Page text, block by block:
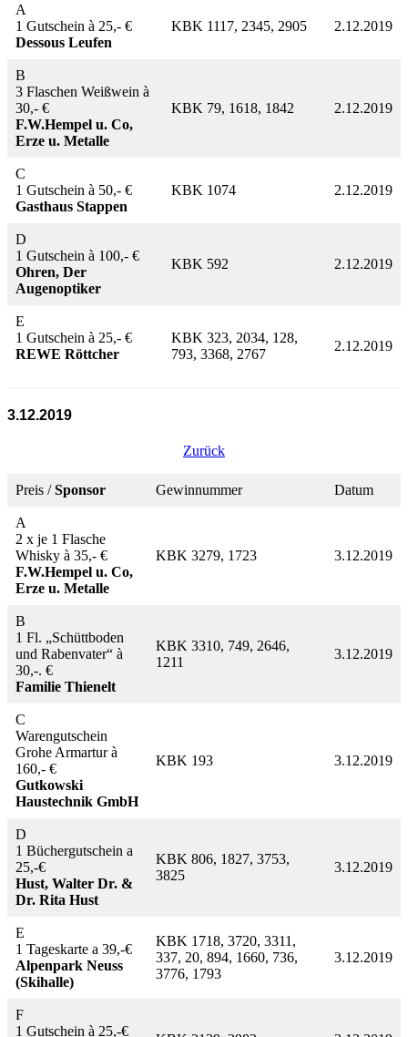
A
1 Gutschein à 25,- €
Dessous Leufen
KBK 1117, 2345, 2905 2.12.2019
B
3 Flaschen Weißwein à
30,- €
F.W.Hempel u. Co,
Erze u. Metalle
KBK 79, 1618, 1842 2.12.2019
C
1 Gutschein à 50,- €
Gasthaus Stappen
KBK 1074 2.12.2019
D
1 Gutschein à 100,- €
Ohren, Der
Augenoptiker
KBK 592 2.12.2019
E
1 Gutschein à 25,- €
REWE Röttcher
KBK 323, 2034, 128,
793, 3368, 2767
2.12.2019
3.12.2019
Zurück
Preis /Sponsor Gewinnummer Datum
A
2 x je 1 Flasche
Whisky à 35,- €
F.W.Hempel u. Co,
Erze u. Metalle
KBK 3279, 1723 3.12.2019
B
1 Fl. „Schüttboden
und Rabenvater“ à
30,-. €
Familie Thienelt
KBK 3310, 749, 2646,
1211
3.12.2019
C
Warengutschein
Grohe Armartur à
160,- €
Gutkowski
Haustechnik GmbH
KBK 193 3.12.2019
D
1 Büchergutschein a
25,-€
Hust, Walter Dr. &
Dr. Rita Hust
KBK 806, 1827, 3753,
3825
3.12.2019
E
1 Tageskarte a 39,-€
Alpenpark Neuss
(Skihalle)
KBK 1718, 3720, 3311,
337, 20, 894, 1660, 736,
3776, 1793
3.12.2019
F
1 Gutschein à 25,-€